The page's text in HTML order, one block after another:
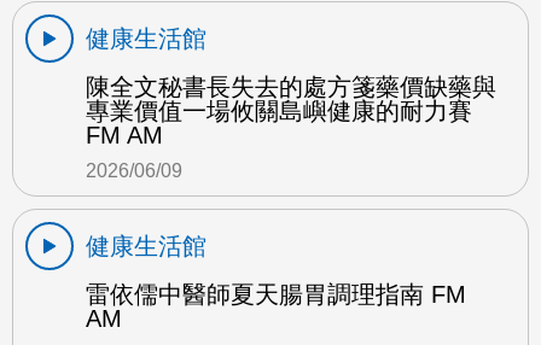
健康生活館
陳全文秘書長失去的處方箋藥價缺藥與
專業價值一場攸關島嶼健康的耐力賽
FM AM
2026/06/09
健康生活館
雷依儒中醫師夏天腸胃調理指南 FM
AM